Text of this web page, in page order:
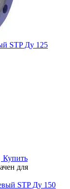
STP Ду 125
Купить
для